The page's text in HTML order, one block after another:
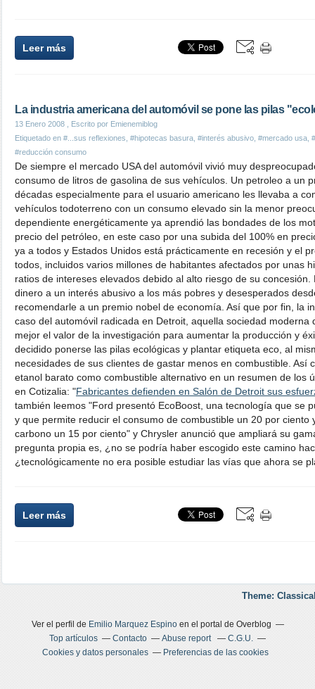
Leer más
La industria americana del automóvil se pone las pilas
13 Enero 2008 , Escrito por Emienemiblog
Etiquetado en #...sus reflexiones #hipotecas basura #interés abusivo #mercado usa
#reducción consumo
De siempre el mercado USA del automóvil vivió muy
consumo de litros de gasolina de sus vehículos. Un petroleo a un
décadas especialmente para el usuario americano les llevaba a
vehículos todoterreno con un consumo elevado sin la menor
dependiente energéticamente ya aprendió las bondades de los
precio del petróleo, en este caso por una subida del 100% en
ya a todos y Estados Unidos está prácticamente en recesión y el
todos, incluidos varios millones de habitantes afectados por unas
ratios de intereses elevados debido al alto riesgo de su
dinero a un interés abusivo a los más pobres y desesperados
recomendarle a un premio nobel de economía. Así que por fin, la
caso del automóvil radicada en Detroit, aquella sociedad moderna
mejor el valor de la investigación para aumentar la producción y
decidido ponerse las pilas ecológicas y plantar etiqueta eco, al
necesidades de sus clientes de gastar menos en combustible. Así
etanol barato como combustible alternativo en un resumen de los
en Cotizalia: "Fabricantes defienden en Salón de Detroit sus
también leemos "Ford presentó EcoBoost, una tecnología que se
y que permite reducir el consumo de combustible un 20 por ciento
carbono un 15 por ciento" y Chrysler anunció que ampliará su
pregunta propia es, ¿no se podría haber escogido este camino
¿tecnológicamente no era posible estudiar las vías que ahora se
Leer más
Theme:
Ver el perfil de Emilio Marquez Espinoen el portal de Overblog
Top artículos
Contacto Abuse report
C.G.U.
Cookies y datos personales
Preferencias de las cookies